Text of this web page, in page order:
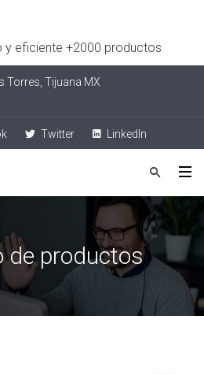
y eficiente +2000 productos
Torres, Tijuana MX
Twitter LinkedIn
de productos